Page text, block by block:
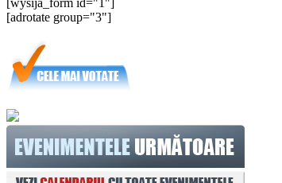
[adrotate group="3"]